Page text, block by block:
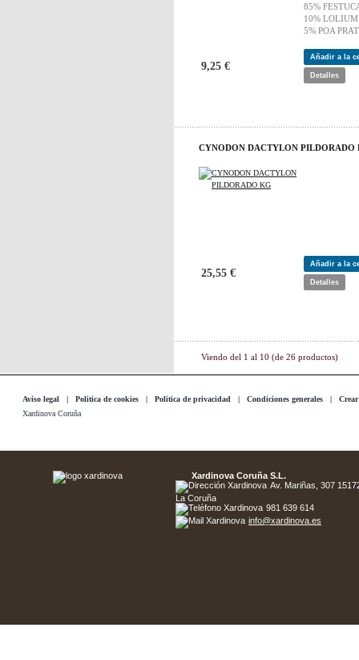
85%
10% LOLIUM
5% POA
9,25 €
Añadir a la
Detalles
CYNODON DACTYLON PILDORADO
25,55 €
Añadir a la
Detalles
Viendo del 1 al 10 (de 26 productos)
Aviso legal | Politica de cookies | Politica de privacidad | Condiciones generales |
Xardinova Coruña
Xardinova Coruña S.L.
Av. Mariñas, 307
La Coruña
981 639 614
info@xardinova.es